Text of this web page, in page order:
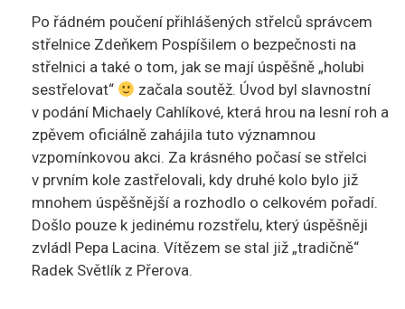
Po řádném poučení přihlášených střelců správcem
střelnice Zdeňkem Pospíšilem o bezpečnosti na
střelnici a také o tom, jak se mají úspěšně „holubi
sestřelovat“
začala soutěž. Úvod byl slavnostní
v podání Michaely Cahlíkové, která hrou na lesní roh a
zpěvem oficiálně zahájila tuto významnou
vzpomínkovou akci. Za krásného počasí se střelci
v prvním kole zastřelovali, kdy druhé kolo bylo již
mnohem úspěšnější a rozhodlo o celkovém pořadí.
Došlo pouze k jedinému rozstřelu, který úspěšněji
zvládl Pepa Lacina. Vítězem se stal již „tradičně“
Radek Světlík z Přerova.